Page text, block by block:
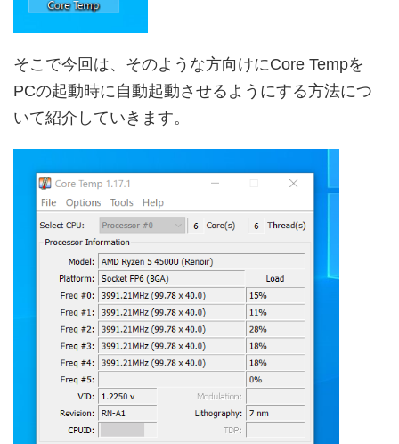
そこで今回は、そのような方向けにCore Tempを
PCの起動時に自動起動させるようにする方法につ
いて紹介していきます。